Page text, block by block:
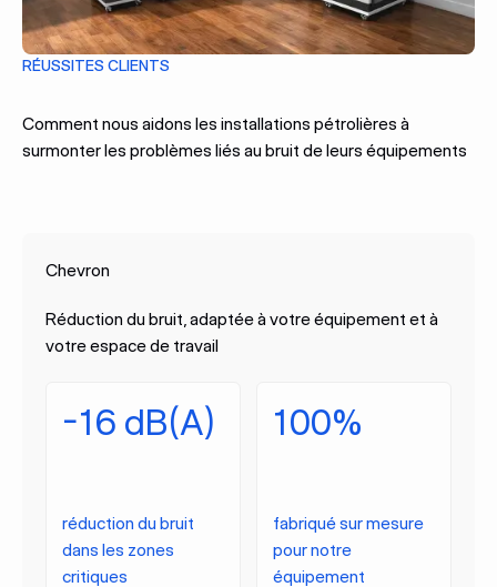
RÉUSSITES CLIENTS
Comment nous aidons les installations pétrolières à
surmonter les problèmes liés au bruit de leurs équipements
Chevron
Réduction du bruit, adaptée à votre équipement et à
votre espace de travail
-16 dB(A)
réduction du bruit
dans les zones
critiques
100%
fabriqué sur mesure
pour notre
équipement